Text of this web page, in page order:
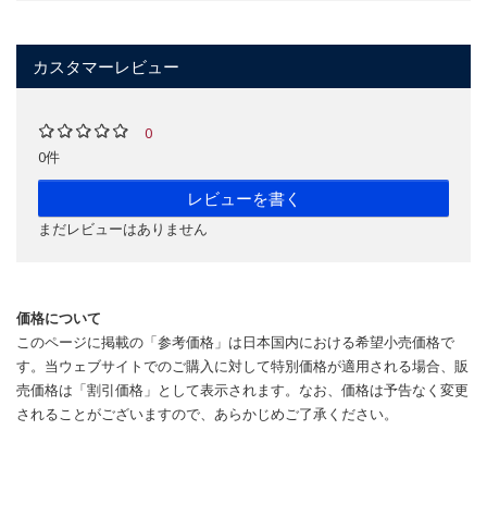
カスタマーレビュー
0
0件
レビューを書く
まだレビューはありません
価格について
このページに掲載の「参考価格」は日本国内における希望小売価格で
す。当ウェブサイトでのご購入に対して特別価格が適用される場合、販
売価格は「割引価格」として表示されます。なお、価格は予告なく変更
されることがございますので、あらかじめご了承ください。